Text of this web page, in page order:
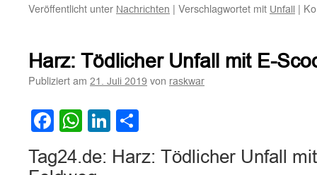
Veröffentlicht unter Nachrichten | Verschlagwortet mit Unfall |
Harz: Tödlicher Unfall mit E-
Publiziert am 21. Juli 2019 von raskwar
Facebook
WhatsApp
LinkedIn
Tag24.de: Harz: Tödlicher Unfall